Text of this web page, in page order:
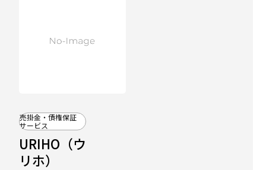
売掛金・債権保証
サービス
URIHO（ウ
リホ）
掲
載
中
売掛
保証